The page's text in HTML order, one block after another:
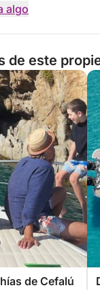
algo
de este
de Cefalú